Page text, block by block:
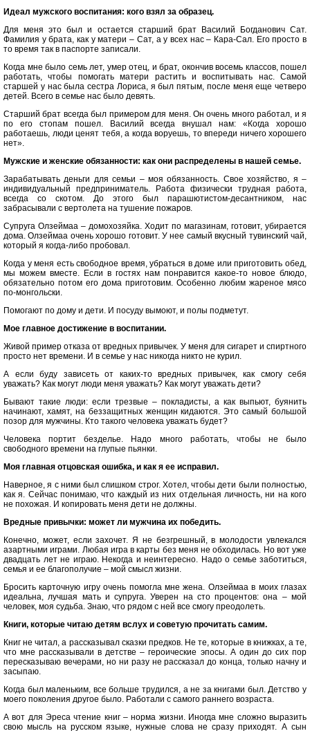
Идеал мужского воспитания: кого взял за образец.
Для меня это был и остается старший брат Василий Богданович Сат.
Фамилия у брата, как у матери – Сат, а у всех нас – Кара-Сал. Его просто в
то время так в паспорте записали.
Когда мне было семь лет, умер отец, и брат, окончив восемь классов, пошел
работать, чтобы помогать матери растить и воспитывать нас. Самой
старшей у нас была сестра Лориса, я был пятым, после меня еще четверо
детей. Всего в семье нас было девять.
Старший брат всегда был примером для меня. Он очень много работал, и я
по его стопам пошел. Василий всегда внушал нам: «Когда хорошо
работаешь, люди ценят тебя, а когда воруешь, то впереди ничего хорошего
нет».
Мужские и женские обязанности: как они распределены в нашей семье.
Зарабатывать деньги для семьи – моя обязанность. Свое хозяйство, я –
индивидуальный предприниматель. Работа физически трудная работа,
всегда со скотом. До этого был парашютистом-десантником, нас
забрасывали с вертолета на тушение пожаров.
Супруга Олзеймаа – домохозяйка. Ходит по магазинам, готовит, убирается
дома. Олзеймаа очень хорошо готовит. У нее самый вкусный тувинский чай,
который я когда-либо пробовал.
Когда у меня есть свободное время, убраться в доме или приготовить обед,
мы можем вместе. Если в гостях нам понравится какое-то новое блюдо,
обязательно потом его дома приготовим. Особенно любим жареное мясо
по-монгольски.
Помогают по дому и дети. И посуду вымоют, и полы подметут.
Мое главное достижение в воспитании.
Живой пример отказа от вредных привычек. У меня для сигарет и спиртного
просто нет времени. И в семье у нас никогда никто не курил.
А если буду зависеть от каких-то вредных привычек, как смогу себя
уважать? Как могут люди меня уважать? Как могут уважать дети?
Бывают такие люди: если трезвые – покладисты, а как выпьют, буянить
начинают, хамят, на беззащитных женщин кидаются. Это самый большой
позор для мужчины. Кто такого человека уважать будет?
Человека портит безделье. Надо много работать, чтобы не было
свободного времени на глупые пьянки.
Моя главная отцовская ошибка, и как я ее исправил.
Наверное, я с ними был слишком строг. Хотел, чтобы дети были полностью,
как я. Сейчас понимаю, что каждый из них отдельная личность, ни на кого
не похожая. И копировать меня дети не должны.
Вредные привычки: может ли мужчина их победить.
Конечно, может, если захочет. Я не безгрешный, в молодости увлекался
азартными играми. Любая игра в карты без меня не обходилась. Но вот уже
двадцать лет не играю. Некогда и неинтересно. Надо о семье заботиться,
семья и ее благополучие – мой смысл жизни.
Бросить карточную игру очень помогла мне жена. Олзеймаа в моих глазах
идеальна, лучшая мать и супруга. Уверен на сто процентов: она – мой
человек, моя судьба. Знаю, что рядом с ней все смогу преодолеть.
Книги, которые читаю детям вслух и советую прочитать самим.
Книг не читал, а рассказывал сказки предков. Не те, которые в книжках, а те,
что мне рассказывали в детстве – героические эпосы. А один до сих пор
пересказываю вечерами, но ни разу не рассказал до конца, только начну и
засыпаю.
Когда был маленьким, все больше трудился, а не за книгами был. Детство у
моего поколения другое было. Работали с самого раннего возраста.
А вот для Эреса чтение книг – норма жизни. Иногда мне сложно выразить
свою мысль на русском языке, нужные слова не сразу приходят. А сын